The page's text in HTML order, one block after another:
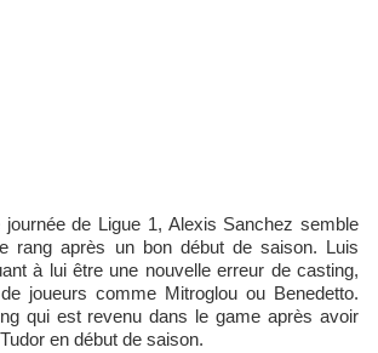
rang après un bon début de saison. Luis
à lui être une nouvelle erreur de casting,
joueurs comme Mitroglou ou Benedetto.
qui est revenu dans le game après avoir
en début de saison.